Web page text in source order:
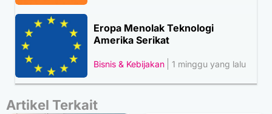
Eropa Menolak Teknologi
Amerika Serikat
Bisnis & Kebijakan 1 minggu yang lalu
Artikel Terkait